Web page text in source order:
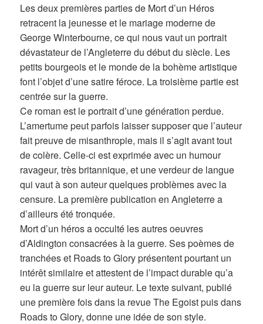
Les deux premières parties de Mort d’un Héros
retracent la jeunesse et le mariage moderne de
George Winterbourne, ce qui nous vaut un portrait
dévastateur de l’Angleterre du début du siècle. Les
petits bourgeois et le monde de la bohème artistique
font l’objet d’une satire féroce. La troisième partie est
centrée sur la guerre.
Ce roman est le portrait d’une génération perdue.
L’amertume peut parfois laisser supposer que l’auteur
fait preuve de misanthropie, mais il s’agit avant tout
de colère. Celle-ci est exprimée avec un humour
ravageur, très britannique, et une verdeur de langue
qui vaut à son auteur quelques problèmes avec la
censure. La première publication en Angleterre a
d’ailleurs été tronquée.
Mort d’un héros a occulté les autres oeuvres
d’Aldington consacrées à la guerre. Ses poèmes de
tranchées et Roads to Glory présentent pourtant un
intérêt similaire et attestent de l’impact durable qu’a
eu la guerre sur leur auteur. Le texte suivant, publié
une première fois dans la revue The Egoist puis dans
Roads to Glory, donne une idée de son style.